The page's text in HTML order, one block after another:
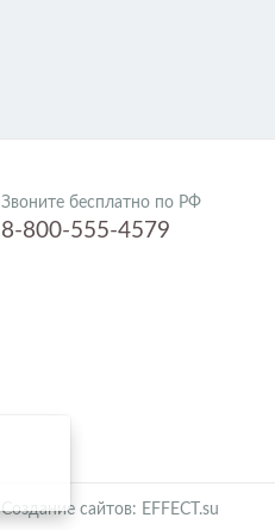
Звоните бесплатно по РФ
8-800-555-4579
Создание сайтов: EFFECT.su